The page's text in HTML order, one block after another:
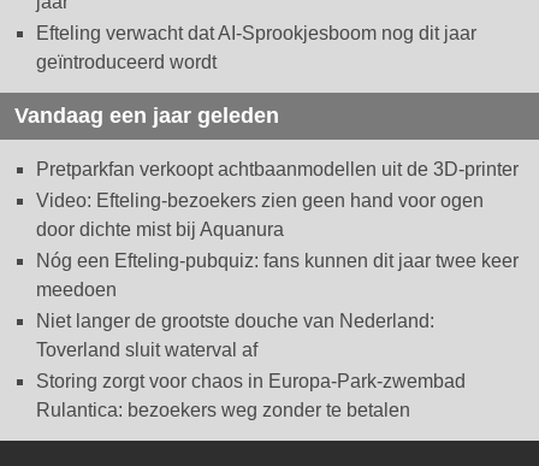
Efteling verwacht dat AI-Sprookjesboom nog dit jaar
geïntroduceerd wordt
Vandaag een jaar geleden
Pretparkfan verkoopt achtbaanmodellen uit de 3D-printer
Video: Efteling-bezoekers zien geen hand voor ogen
door dichte mist bij Aquanura
Nóg een Efteling-pubquiz: fans kunnen dit jaar twee keer
meedoen
Niet langer de grootste douche van Nederland:
Toverland sluit waterval af
Storing zorgt voor chaos in Europa-Park-zwembad
Rulantica: bezoekers weg zonder te betalen